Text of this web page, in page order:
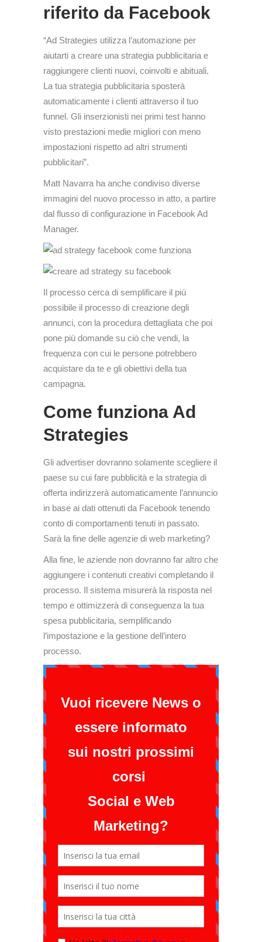
riferito da Facebook
“Ad Strategies utilizza l’automazione per
aiutarti a creare una strategia pubblicitaria e
raggiungere clienti nuovi, coinvolti e abituali.
La tua strategia pubblicitaria sposterà
automaticamente i clienti attraverso il tuo
funnel. Gli inserzionisti nei primi test hanno
visto prestazioni medie migliori con meno
impostazioni rispetto ad altri strumenti
pubblicitari”.
Matt Navarra ha anche condiviso diverse
immagini del nuovo processo in atto, a partire
dal flusso di configurazione in Facebook Ad
Manager.
Il processo cerca di semplificare il più
possibile il processo di creazione degli
annunci, con la procedura dettagliata che poi
pone più domande su ciò che vendi, la
frequenza con cui le persone potrebbero
acquistare da te e gli obiettivi della tua
campagna.
Come funziona Ad
Strategies
Gli advertiser dovranno solamente scegliere il
paese su cui fare pubblicità e la strategia di
offerta indirizzerà automaticamente l’annuncio
in base ai dati ottenuti da Facebook tenendo
conto di comportamenti tenuti in passato.
Sarà la fine delle agenzie di web marketing?
Alla fine, le aziende non dovranno far altro che
aggiungere i contenuti creativi completando il
processo. Il sistema misurerà la risposta nel
tempo e ottimizzerà di conseguenza la tua
spesa pubblicitaria, semplificando
l’impostazione e la gestione dell’intero
processo.